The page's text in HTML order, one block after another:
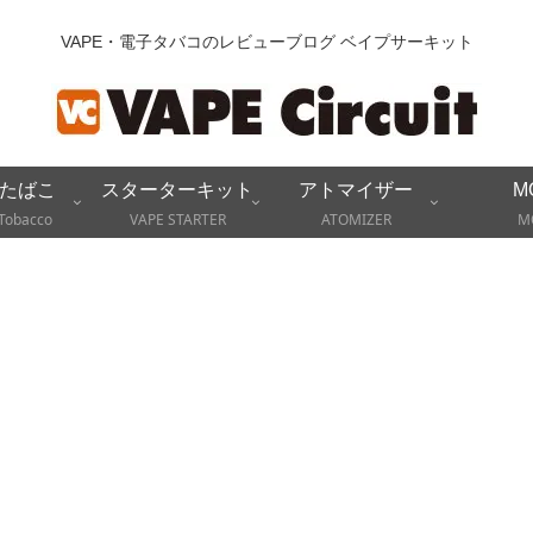
VAPE・電子タバコのレビューブログ ベイプサーキット
ばこ
スターターキット
VAPE STARTER
アトマイザー
ATOMIZER